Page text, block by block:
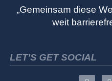
„Gemeinsam diese
weit
LET'S GET SOCIAL